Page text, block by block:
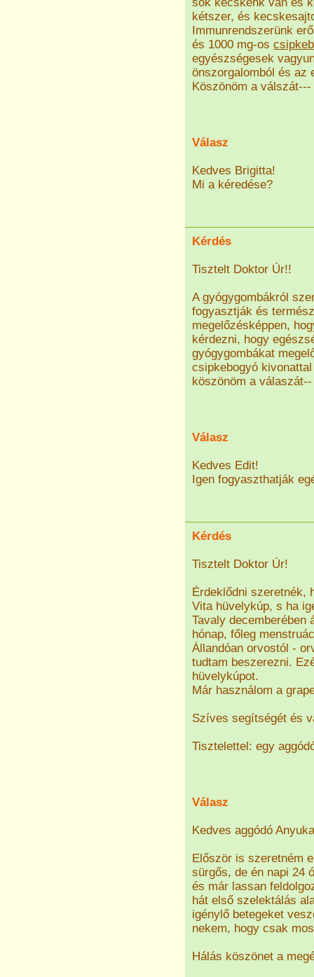
kétszer, és
Immunrendszerünk
és 1000 mg-os
egyészségesek
önszorgalomból és az
Köszönöm a
Válasz
Kedves Brigitta!
Mi a kéredése?
Kérdés
Tisztelt Doktor Úr!!
A gyógygombákról
fogyasztják és
megelőzésképpen,
kérdezni, hogy
gyógygombákat
csipkebogyó
köszönöm a válaszát--
Válasz
Kedves Edit!
Igen fogyaszthatják
Kérdés
Tisztelt Doktor Úr!
Érdeklődni szeretnék,
Vita hüvelykúp, s ha
Tavaly decemberében
hónap, főleg
Állandóan orvostól -
tudtam beszerezni.
hüvelykúpot.
Már használom a
Szíves segítségét és
Tisztelettel: egy
Válasz
Kedves aggódó
Először is szeretném
sürgős, de én napi 24
és már lassan
hát első szelektálás
igénylő betegeket
nekem, hogy csak
Hálás köszönet a